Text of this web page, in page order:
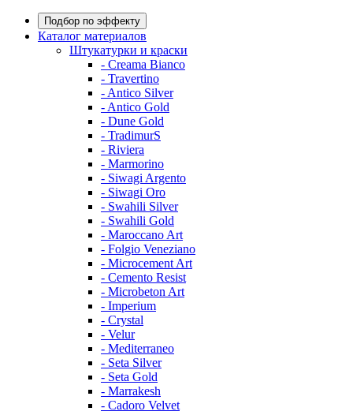
Подбор по эффекту
Каталог материалов
Штукатурки и краски
- Creama Bianco
- Travertino
- Antico Silver
- Antico Gold
- Dune Gold
- TradimurS
- Riviera
- Marmorino
- Siwagi Argento
- Siwagi Oro
- Swahili Silver
- Swahili Gold
- Maroccano Art
- Folgio Veneziano
- Microcement Art
- Cemento Resist
- Microbeton Art
- Imperium
- Crystal
- Velur
- Mediterraneo
- Seta Silver
- Seta Gold
- Marrakesh
- Cadoro Velvet